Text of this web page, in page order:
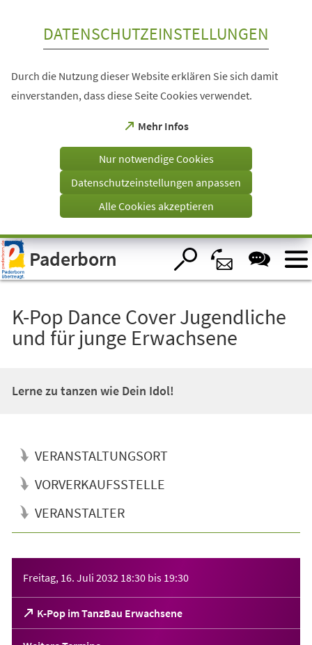
Visuelle
Assistenzsoftware
öffnen.
DATENSCHUTZEINSTELLUNGEN
Durch die Nutzung dieser Website erklären Sie sich damit
einverstanden, dass diese Seite Cookies verwendet.
Mehr Infos
(Öffnet
einem
Tab)
Nur notwendige Cookies
Datenschutzeinstellungen anpassen
Alle Cookies akzeptieren
Paderborn
K-Pop Dance Cover Jugendliche
und für junge Erwachsene
Lerne zu tanzen wie Dein Idol!
VERANSTALTUNGSORT
VORVERKAUFSSTELLE
VERANSTALTER
Freitag, 16. Juli 2032 18:30 bis 19:30
K-Pop im TanzBau Erwachsene
(Öffnet
in
einem